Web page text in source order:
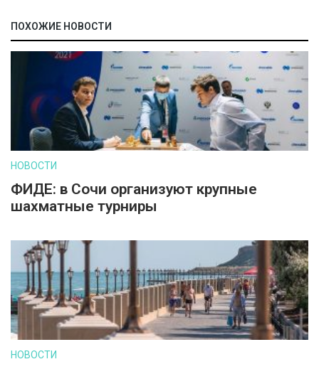
ПОХОЖИЕ НОВОСТИ
НОВОСТИ
ФИДЕ: в Сочи организуют крупные
шахматные турниры
НОВОСТИ